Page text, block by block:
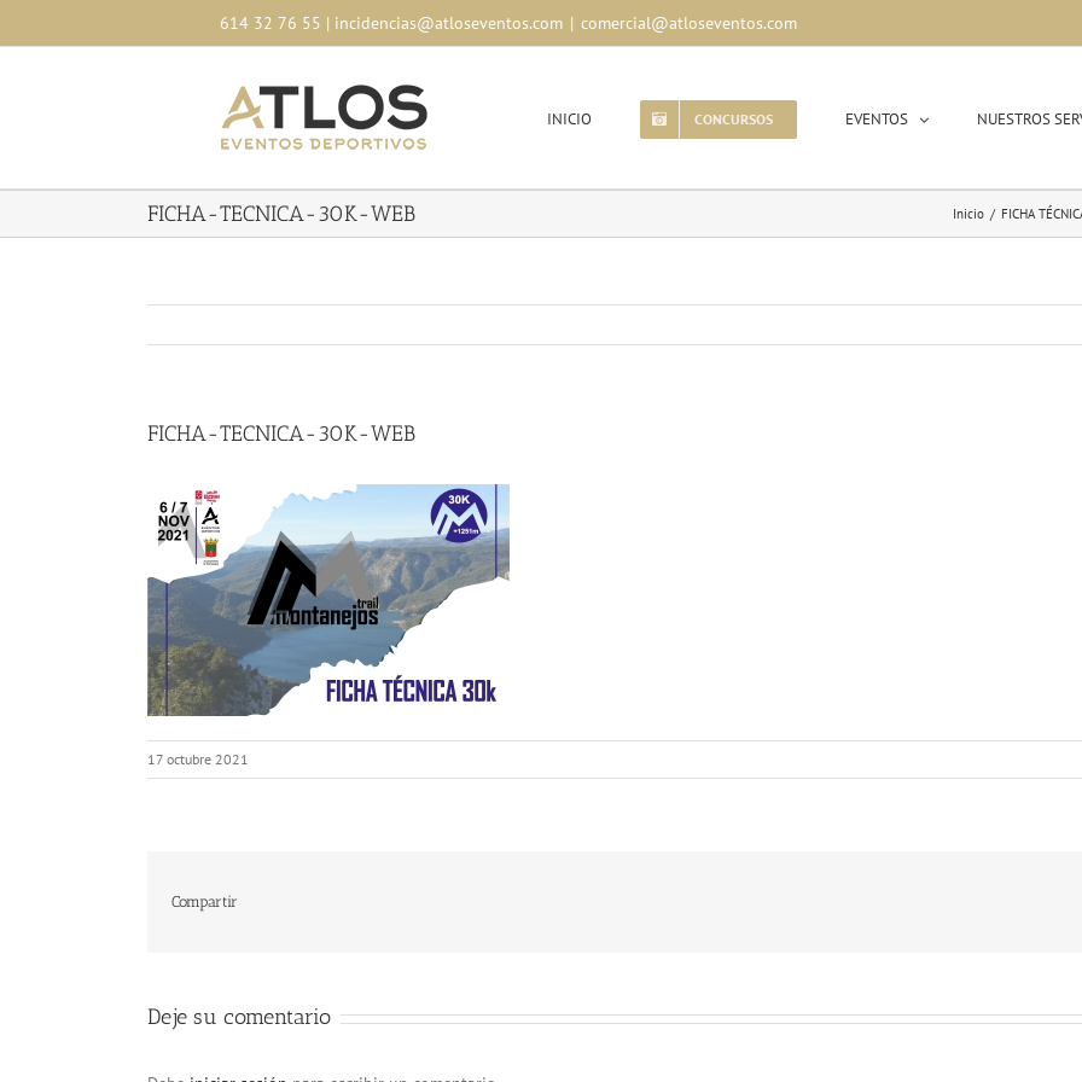
614 32 76 55 | incidencias@atloseventos.com | comercial@atloseventos.com
INICIO CONCURSOS EVENTOS NUESTROS
FICHA-TECNICA-30K-WEB Inicio / FICHA
FICHA-TECNICA-30K-WEB
17 octubre 2021
Compartir
Deje su comentario